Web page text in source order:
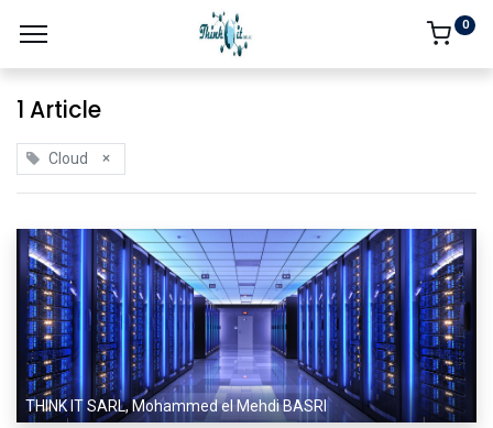
0
1 Article
Cloud ×
THINK IT SARL, Mohammed el Mehdi BASRI